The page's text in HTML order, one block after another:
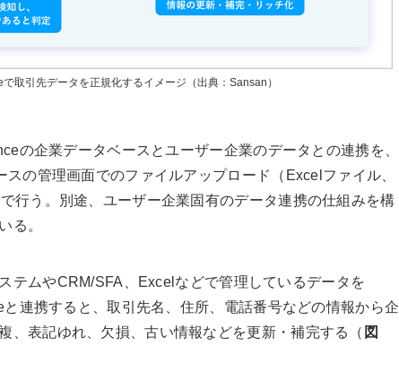
取引先データを正規化するイメージ（出典：Sansan）
の企業データベースとユーザー企業のデータとの連携を、
の管理画面でのファイルアップロード（Excelファイル、
行う。別途、ユーザー企業固有のデータ連携の仕組みを構
る。
テムやCRM/SFA、Excelなどで管理しているデータを
連携すると、取引先名、住所、電話番号などの情報から企
、表記ゆれ、欠損、古い情報などを更新・補完する（ 図